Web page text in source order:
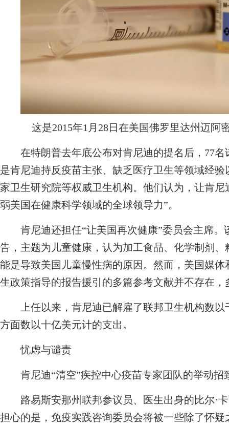
这是2015年1月28日在美国佛罗里达州迈阿
在特朗普去年底公布对肯尼迪的提名后，77名
是肯尼迪持反疫苗主张、缺乏医疗卫生等领域经
家卫生研究院等权威卫生机构。他们认为，让肯
弱美国在健康科学领域的全球领导力”。
肯尼迪还担任“让美国再次健康”委员会主席。
告，主题为儿童健康，认为加工食品、化学制剂
能是导致美国儿童慢性病的原因。然而，美国媒
生政策指导的报告援引的多篇参考文献并不存在
上任以来，肯尼迪已解雇了联邦卫生机构数以
方面数以十亿美元计的支出。
忧虑与谴责
肯尼迪“清空”疾控中心疫苗专家团队的举动招
路易斯安那州联邦参议员、医生出身的比尔·卡
担心的是，免疫实践咨询委员会将被一些除了怀